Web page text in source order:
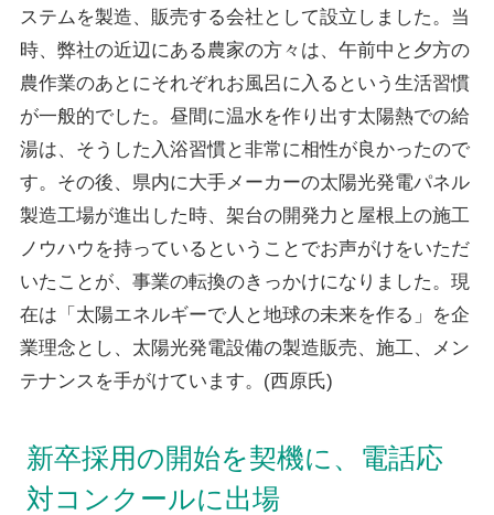
ステムを製造、販売する会社として設立しました。当
時、弊社の近辺にある農家の方々は、午前中と夕方の
農作業のあとにそれぞれお風呂に入るという生活習慣
が一般的でした。昼間に温水を作り出す太陽熱での給
湯は、そうした入浴習慣と非常に相性が良かったので
す。その後、県内に大手メーカーの太陽光発電パネル
製造工場が進出した時、架台の開発力と屋根上の施工
ノウハウを持っているということでお声がけをいただ
いたことが、事業の転換のきっかけになりました。現
在は「太陽エネルギーで人と地球の未来を作る」を企
業理念とし、太陽光発電設備の製造販売、施工、メン
テナンスを手がけています。(西原氏)
新卒採用の開始を契機に、電話応
対コンクールに出場